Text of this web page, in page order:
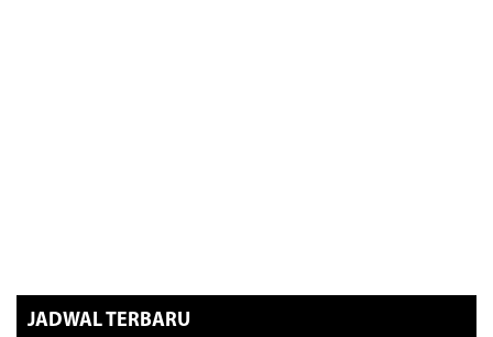
JADWAL TERBARU